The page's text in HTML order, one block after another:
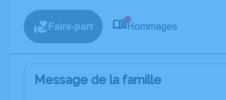
Faire-part Hommages
Message de la famille